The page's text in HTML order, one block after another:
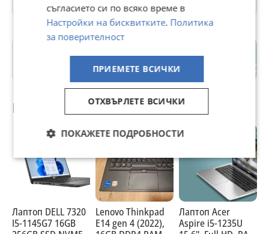
Младост 1
Препоръчани за теб
Лаптоп DELL 7320
I5-1145G7 16GB
Lenovo Thinkpad
E14 gen 4 (2022),
Лаптоп Acer
Aspire i5-1235U
съгласието си по всяко време в
Настройки на бисквитките. Политика
за поверителност
ПРИЕМЕТЕ ВСИЧКИ
ОТХВЪРЛЕТЕ ВСИЧКИ
ПОКАЖЕТЕ ПОДРОБНОСТИ